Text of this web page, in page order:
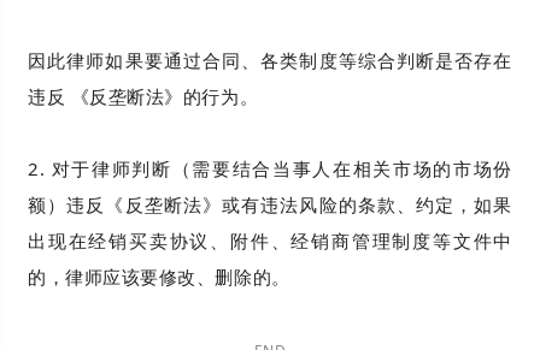
因此律师如果要通过合同、各类制度等综合判断是否存在
违反 《反垄断法》的行为。
2. 对于律师判断（需要结合当事人在相关市场的市场份
额）违反《反垄断法》或有违法风险的条款、约定，如果
出现在经销买卖协议、附件、经销商管理制度等文件中
的，律师应该要修改、删除的。